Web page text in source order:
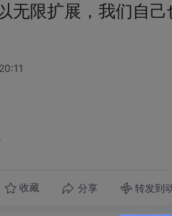
无限扩展，我们自
收藏 分享 转发到